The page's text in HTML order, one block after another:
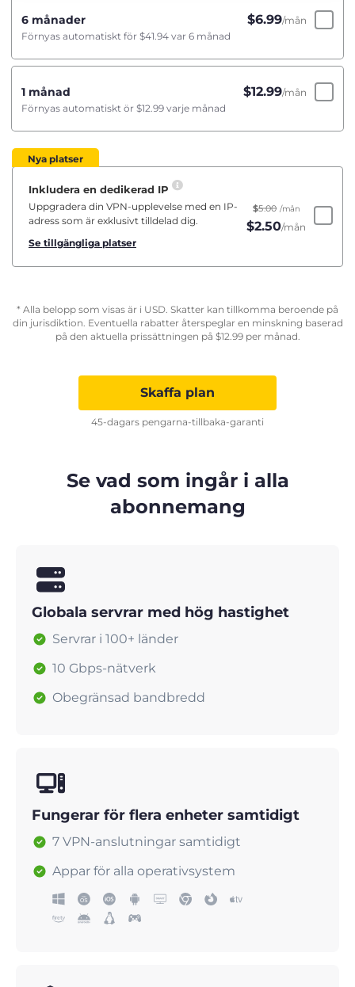
6 månader $6.99/mån
Förnyas automatiskt för $41.94 var 6 månad
1 månad $12.99/mån
Förnyas automatiskt ör $12.99 varje månad
Nya platser
Inkludera en dedikerad IP
Uppgradera din VPN-upplevelse med en IP-
adress som är exklusivt tilldelad dig.
Se tillgängliga platser
$5.00 /mån
$2.50/mån
* Alla belopp som visas är i USD. Skatter kan tillkomma beroende på
din jurisdiktion. Eventuella rabatter återspeglar en minskning baserad
på den aktuella prissättningen på $12.99per månad.
Skaffa plan
45-dagars pengarna-tillbaka-garanti
Se vad som ingår i alla
abonnemang
Globala servrar med hög hastighet
Servrar i 100+ länder
10 Gbps-nätverk
Obegränsad bandbredd
Fungerar för flera enheter samtidigt
7 VPN-anslutningar samtidigt
Appar för alla operativsystem